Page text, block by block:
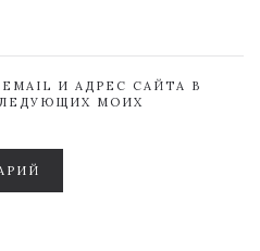
И АДРЕС САЙТА В
МОИХ